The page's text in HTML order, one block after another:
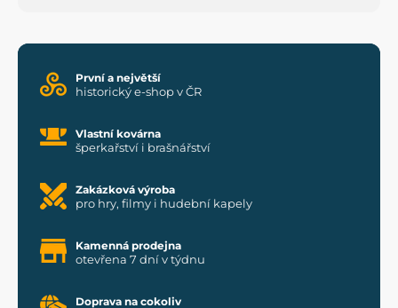
První a největší
historický e-shop v ČR
Vlastní kovárna
šperkařství i brašnářství
Zakázková výroba
pro hry, filmy i hudební kapely
Kamenná prodejna
otevřena 7 dní v týdnu
Doprava na cokoliv